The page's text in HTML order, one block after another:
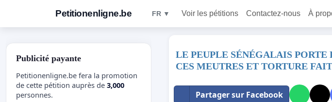
Petitionenligne.be FR ▼ Voir les pétitions Contactez-nous À
LE PEUPLE SÉNÉGALAIS
CES MEUTRES ET TORTURE
Partager sur Facebook
Publicité payante
Petitionenligne.be fera la promotion
de cette pétition auprès de 3,000
personnes.